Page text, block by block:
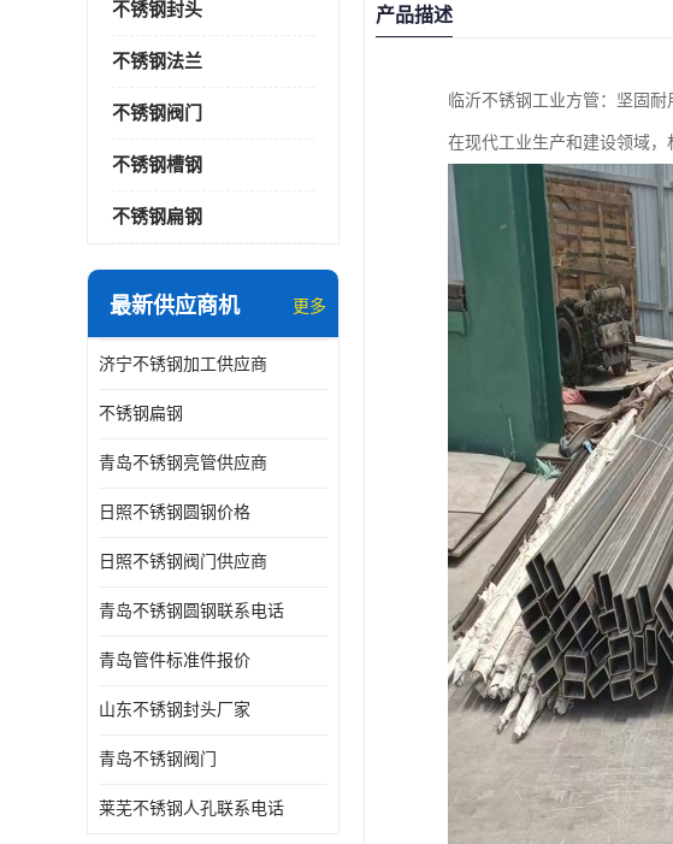
不锈钢封头
不锈钢法兰
不锈钢阀门
不锈钢槽钢
不锈钢扁钢
最新供应商机 更多
济宁不锈钢加工供应商
不锈钢扁钢
青岛不锈钢亮管供应商
日照不锈钢圆钢价格
日照不锈钢阀门供应商
青岛不锈钢圆钢联系电话
青岛管件标准件报价
山东不锈钢封头厂家
青岛不锈钢阀门
莱芜不锈钢人孔联系电话
产品描述
临沂不锈钢工业方管：坚固耐
在现代工业生产和建设领域，